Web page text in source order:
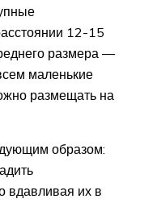
12-15
размера —
маленькие
размещать на
образом:
вдавливая их в